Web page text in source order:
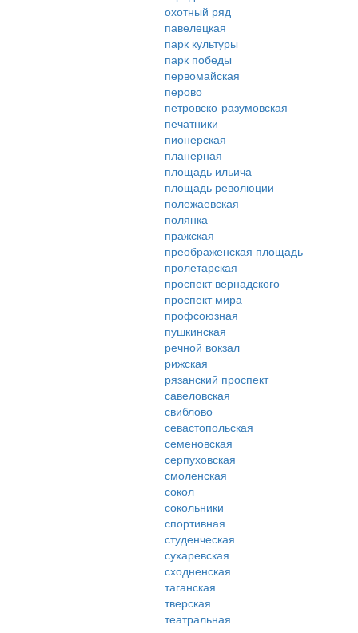
охотный ряд
павелецкая
парк культуры
парк победы
первомайская
перово
петровско-разумовская
печатники
пионерская
планерная
площадь ильича
площадь революции
полежаевская
полянка
пражская
преображенская площадь
пролетарская
проспект вернадского
проспект мира
профсоюзная
пушкинская
речной вокзал
рижская
рязанский проспект
савеловская
свиблово
севастопольская
семеновская
серпуховская
смоленская
сокол
сокольники
спортивная
студенческая
сухаревская
сходненская
таганская
тверская
театральная